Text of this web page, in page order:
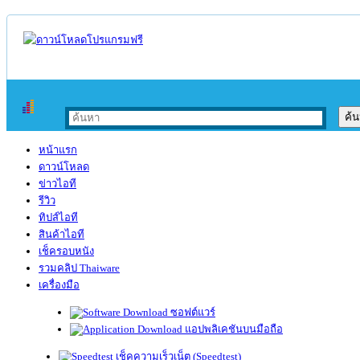
หน้าแรก
ดาวน์โหลด
ข่าวไอที
รีวิว
ทิปส์ไอที
สินค้าไอที
เช็ครอบหนัง
รวมคลิป Thaiware
เครื่องมือ
ซอฟต์แวร์
แอปพลิเคชันบนมือถือ
เช็คความเร็วเน็ต (Speedtest)